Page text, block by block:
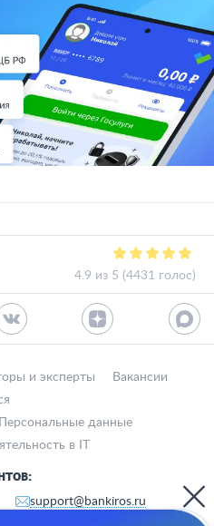
4.9 из 5 (4431 голос)
и эксперты
Вакансии
Персональные данные
в IT
support@bankiros.ru